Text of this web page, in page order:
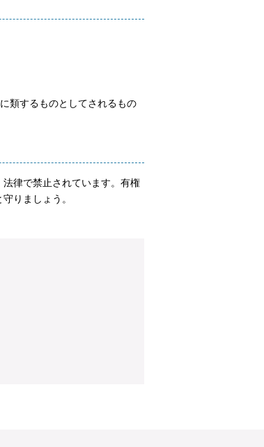
類するものとしてされるもの
律で禁止されています。有権
りましょう。